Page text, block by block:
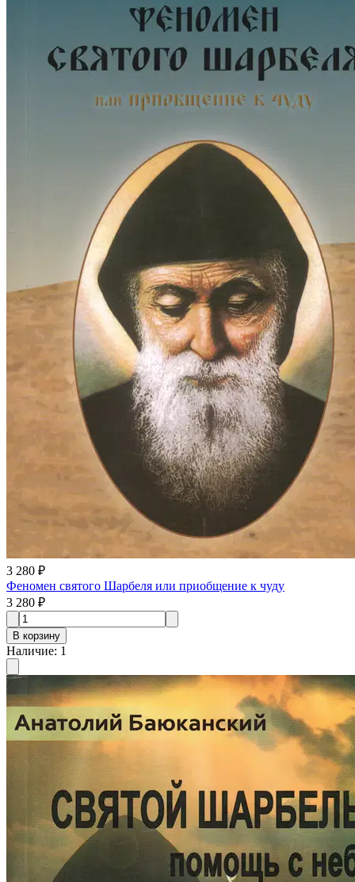
3 280 ₽
Феномен святого Шарбеля или приобщение к чуду
3 280 ₽
В корзину
Наличие: 1